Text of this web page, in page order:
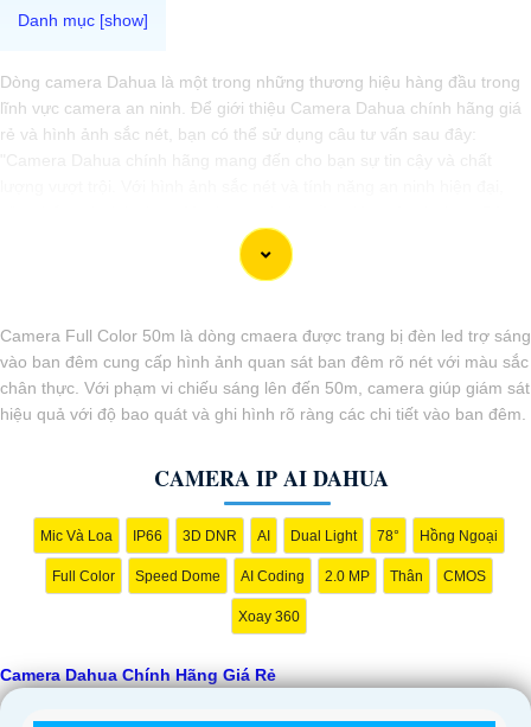
Dòng camera Dahua là một trong những thương hiệu hàng đầu trong
lĩnh vực camera an ninh. Để giới thiệu Camera Dahua chính hãng giá
rẻ và hình ảnh sắc nét, bạn có thể sử dụng câu tư vấn sau đây:
ngần ngại trải nghiệm sự ổn định và chất lượng vượt trội của Camera
Dahua chính hãng với mức giá vô cùng hấp dẫn."
Camera Full Color 50m là dòng cmaera được trang bị đèn led trợ sáng
vào ban đêm cung cấp hình ảnh quan sát ban đêm rõ nét với màu sắc
chân thực. Với phạm vi chiếu sáng lên đến 50m, camera giúp giám sát
hiệu quả với độ bao quát và ghi hình rõ ràng các chi tiết vào ban đêm.
CAMERA IP AI DAHUA
Mic Và Loa IP66 3D DNR AI Dual Light 78° Hồng Ngoại
Full Color Speed Dome AI Coding 2.0 MP Thân CMOS
Xoay 360
Camera Dahua Chính Hãng Giá Rẻ